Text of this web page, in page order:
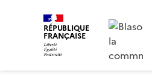
RÉPUBLIQUE
FRANÇAISE